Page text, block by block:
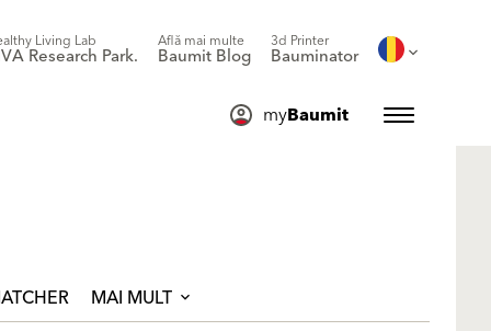
Living Lab
Research Park.
Află mai multe
Baumit Blog
3d Printer
Bauminator
myBaumit
MAI MULT